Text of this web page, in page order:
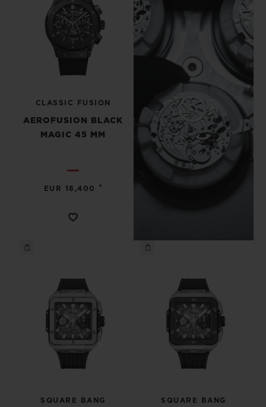
CLASSIC FUSION
AEROFUSION BLACK
MAGIC 45 MM
EUR 18,400 •
SQUARE BANG SQUARE BANG